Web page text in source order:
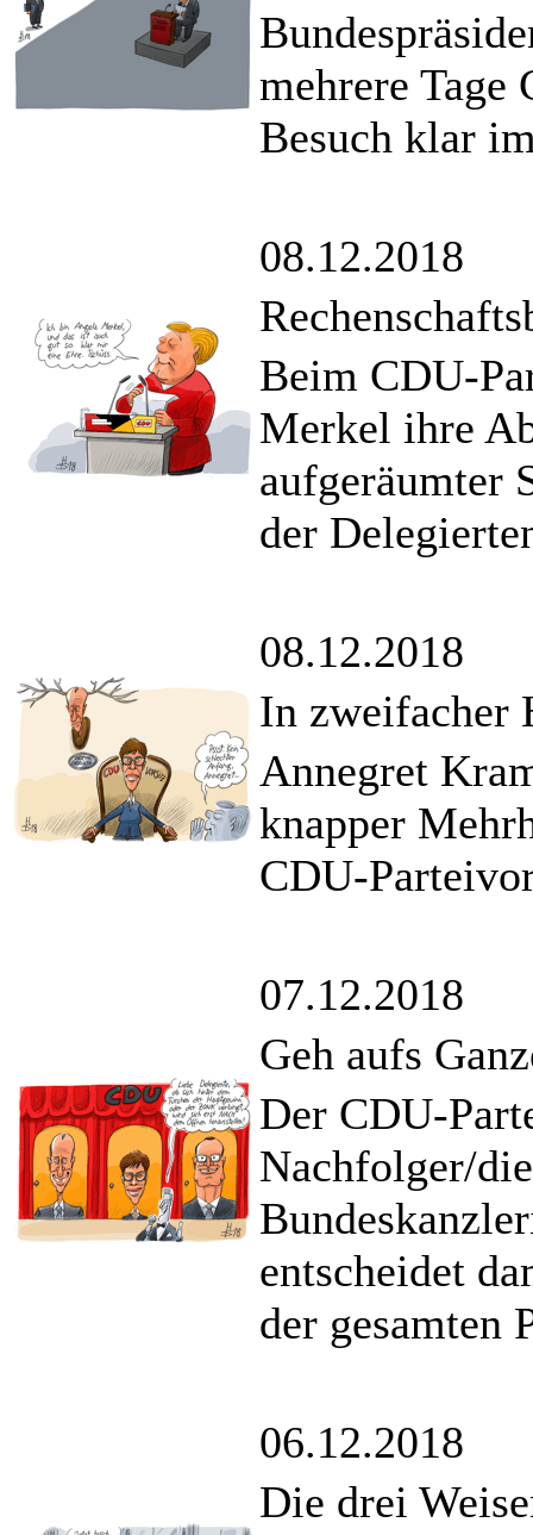
mehrere Tage
Besuch klar
08.12.2018
Beim CDU-
Merkel ihre
aufgeräumter
der
08.12.2018
In zweifacher
Annegret
knapper
CDU-
07.12.2018
Geh aufs
Der CDU-
Nachfolger/
entscheidet
der gesamten
06.12.2018
Die drei